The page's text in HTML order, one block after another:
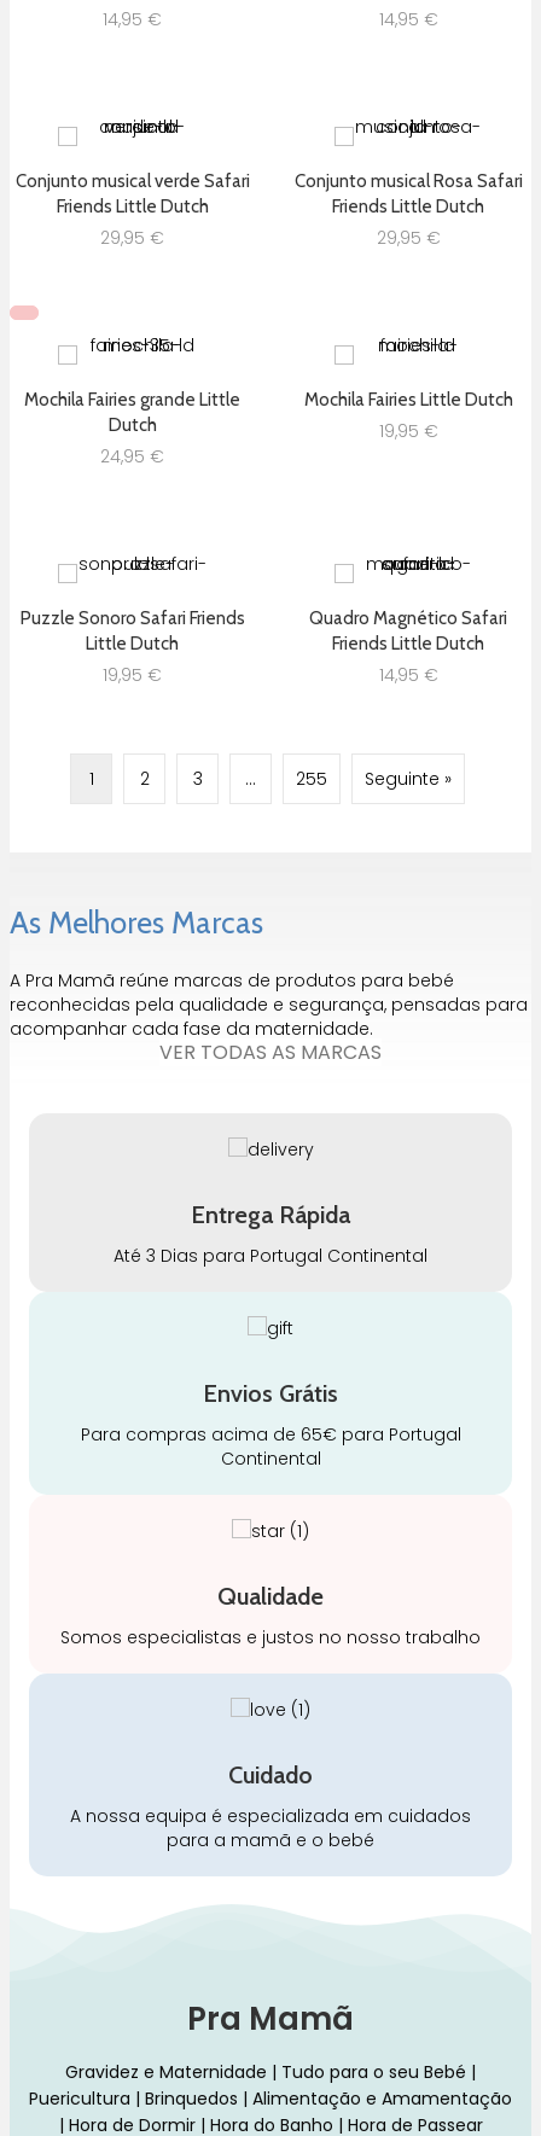
14,95 € 14,95 €
Conjunto musical verde Safari
Friends Little Dutch
29,95 €
Conjunto musical Rosa Safari
Friends Little Dutch
29,95 €
Mochila Fairies grande Little
Dutch
24,95 €
Mochila Fairies Little Dutch
19,95 €
Puzzle Sonoro Safari Friends
Little Dutch
19,95 €
Quadro Magnético Safari
Friends Little Dutch
14,95 €
1 2 3 … 255 Seguinte »
As Melhores Marcas
A Pra Mamã reúne marcas de produtos para bebé
reconhecidas pela qualidade e segurança, pensadas para
acompanhar cada fase da maternidade.
VER TODAS AS MARCAS
Entrega Rápida
Até 3 Dias para Portugal Continental
Envios Grátis
Para compras acima de 65€ para Portugal
Continental
Qualidade
Somos especialistas e justos no nosso trabalho
Cuidado
A nossa equipa é especializada em cuidados
para a mamã e o bebé
Pra Mamã
Gravidez e Maternidade | Tudo para o seu Bebé |
Puericultura | Brinquedos | Alimentação e Amamentação
| Hora de Dormir | Hora do Banho | Hora de Passear